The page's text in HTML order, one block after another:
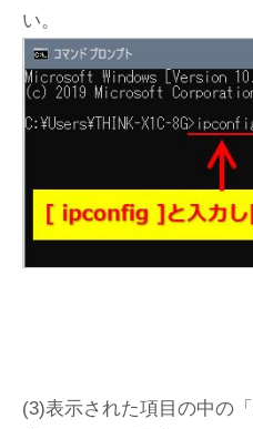
い。
(3)表示された項目の中の「